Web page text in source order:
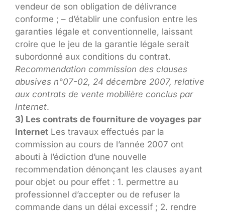
vendeur de son obligation de délivrance
conforme ; – d’établir une confusion entre les
garanties légale et conventionnelle, laissant
croire que le jeu de la garantie légale serait
subordonné aux conditions du contrat.
Recommendation commission des clauses
abusives n°07-02, 24 décembre 2007, relative
aux contrats de vente mobilière conclus par
Internet.
3) Les contrats de fourniture de voyages par
Internet Les travaux effectués par la
commission au cours de l’année 2007 ont
abouti à l’édiction d’une nouvelle
recommendation dénonçant les clauses ayant
pour objet ou pour effet : 1. permettre au
professionnel d’accepter ou de refuser la
commande dans un délai excessif ; 2. rendre